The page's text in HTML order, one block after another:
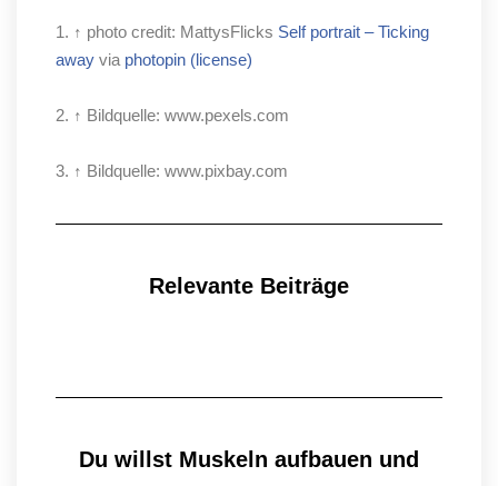
1. ↑ photo credit: MattysFlicks Self portrait – Ticking
away via photopin (license)
2. ↑ Bildquelle: www.pexels.com
3. ↑ Bildquelle: www.pixbay.com
Relevante Beiträge
Du willst Muskeln aufbauen und